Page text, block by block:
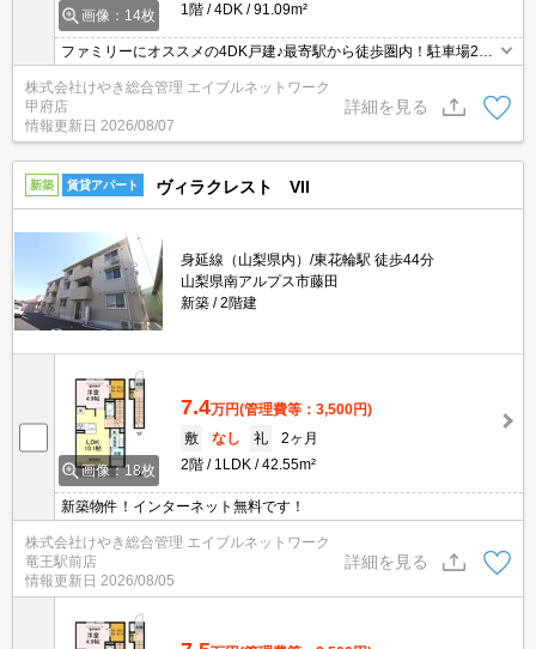
画像：14枚
1階
4DK 91.09m²
ファミリーにオススメの4DK戸建♪最寄駅から徒歩圏内！駐車場2台
付き！
株式会社けやき総合管理 エイブルネットワーク
甲府店
情報更新日 2026/08/07
詳細を見る
新築 賃貸アパート ヴィラクレスト VII
身延線（山梨県内）/東花輪駅 徒歩44分
山梨県南アルプス市藤田
新築
2階建
画像：18枚
7.4万円(管理費等：3,500円)
敷
なし 礼
2ヶ月
2階
1LDK 42.55m²
新築物件！インターネット無料です！
株式会社けやき総合管理 エイブルネットワーク
竜王駅前店
情報更新日 2026/08/05
詳細を見る